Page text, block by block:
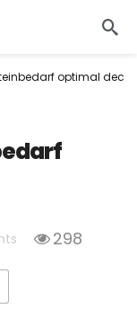
optimal
298